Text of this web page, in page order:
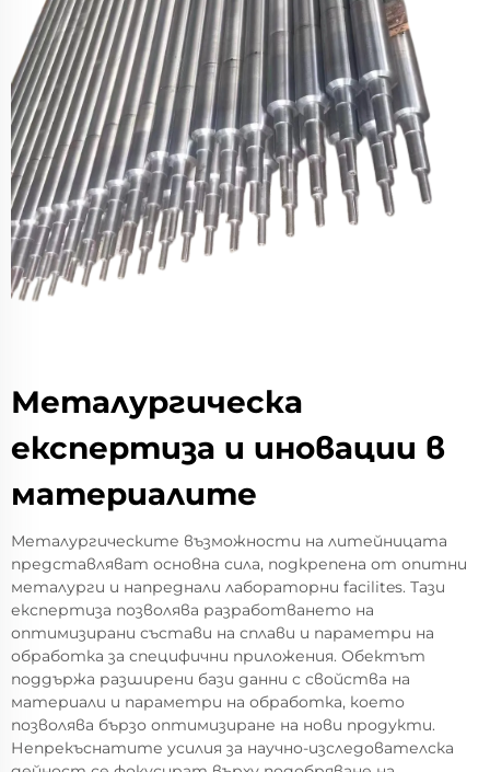
Металургическа
експертиза и иновации в
материалите
Металургическите възможности на литейницата
представляват основна сила, подкрепена от опитни
металурги и напреднали лабораторни facilites. Тази
експертиза позволява разработването на
оптимизирани състави на сплави и параметри на
обработка за специфични приложения. Обектът
поддържа разширени бази данни с свойства на
материали и параметри на обработка, което
позволява бързо оптимизиране на нови продукти.
Непрекъснатите усилия за научно-изследователска